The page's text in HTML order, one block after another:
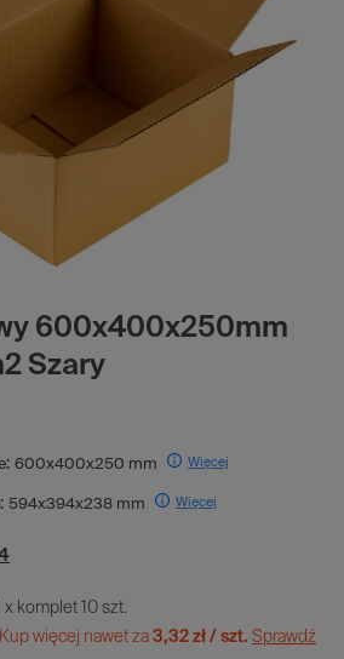
600x400x250mm
Szary
600x400x250 mm Więcej
594x394x238 mm Więcej
x komplet 10 szt.
Kup więcej nawet za 3,32 zł / szt. Sprawdź